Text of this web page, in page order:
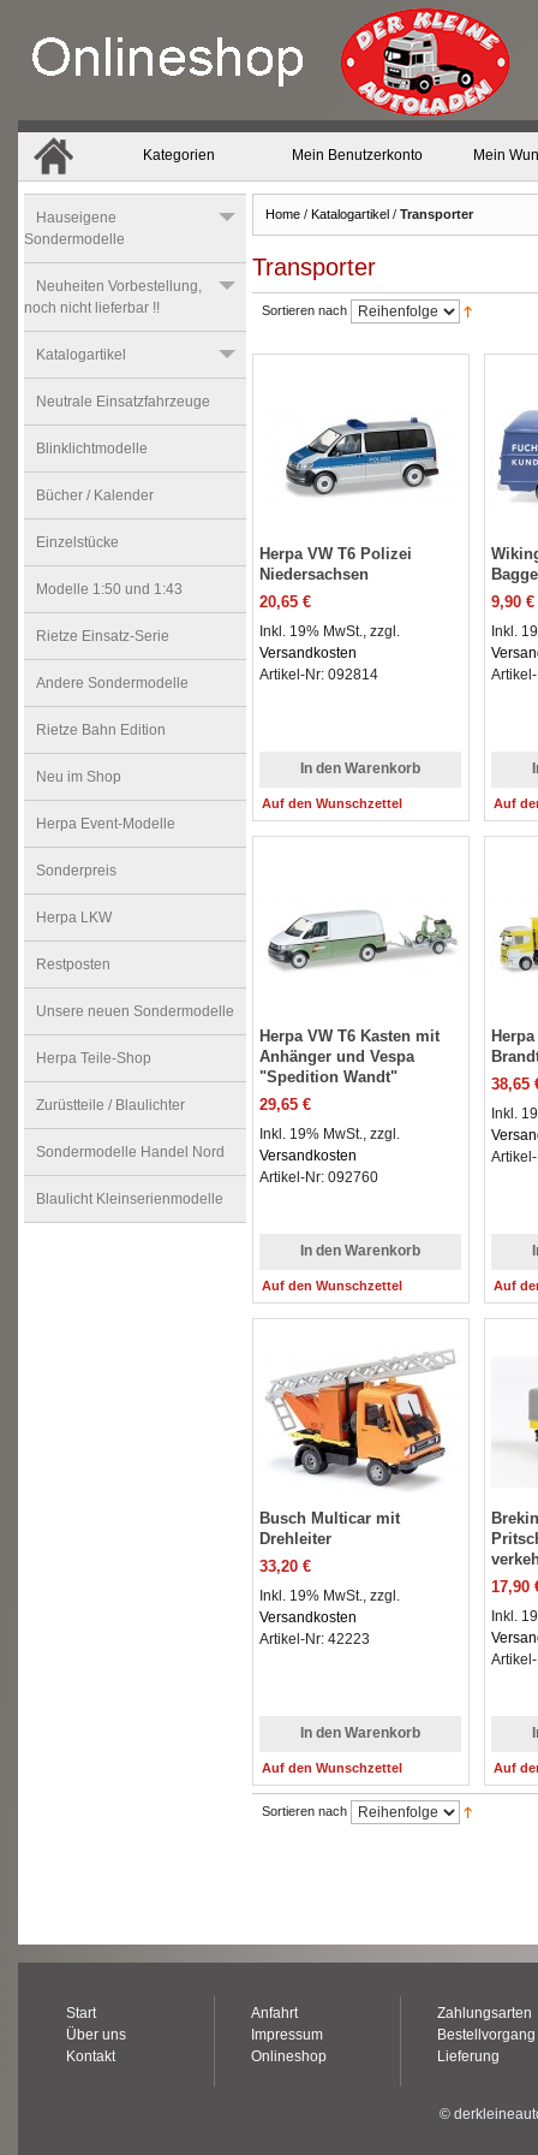
Kategorien Mein Benutzerkonto Mein
Home / Katalogartikel / Transporter
Transporter
Sortieren nach
Herpa VW T6 Polizei
Niedersachsen
20,65 €
Inkl. 19% MwSt., zzgl.
Versandkosten
Artikel-Nr: 092814
In den Warenkorb
Auf den Wunschzettel
9,90 €
Inkl.
Auf
Herpa VW T6 Kasten mit
Anhänger und Vespa
"Spedition Wandt"
29,65 €
Inkl. 19% MwSt., zzgl.
Versandkosten
Artikel-Nr: 092760
In den Warenkorb
Auf den Wunschzettel
38,65
Inkl.
Auf
Busch Multicar mit
Drehleiter
33,20 €
Inkl. 19% MwSt., zzgl.
Versandkosten
Artikel-Nr: 42223
In den Warenkorb
Auf den Wunschzettel
17,90
Inkl.
Auf
Sortieren nach
Hauseigene
Sondermodelle
Neuheiten Vorbestellung,
noch nicht lieferbar !!
Katalogartikel
Neutrale Einsatzfahrzeuge
Blinklichtmodelle
Bücher / Kalender
Einzelstücke
Modelle 1:50 und 1:43
Rietze Einsatz-Serie
Andere Sondermodelle
Rietze Bahn Edition
Neu im Shop
Herpa Event-Modelle
Sonderpreis
Herpa LKW
Restposten
Unsere neuen Sondermodelle
Herpa Teile-Shop
Zurüstteile / Blaulichter
Sondermodelle Handel Nord
Blaulicht Kleinserienmodelle
Start
Über uns
Kontakt
Anfahrt
Impressum
Onlineshop
Zahlungsarten
Bestellvorgang
Lieferung
©